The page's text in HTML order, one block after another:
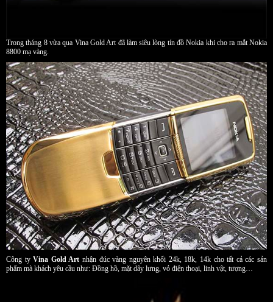
Trong tháng 8 vừa qua Vina Gold Art đã làm siêu lòng tín đồ Nokia khi cho ra mắt Nokia
8800 mạ vàng.
Công tyVina Gold Art nhận đúc vàng nguyên khối 24k, 18k, 14k cho tất cả các sản
phẩm mà khách yêu cầu như: Đồng hồ, mặt dây lưng, vỏ điện thoại, linh vật, tượng…